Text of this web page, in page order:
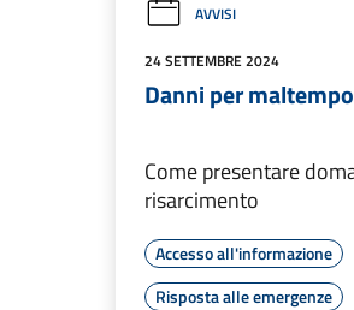
AVVISI
24 SETTEMBRE 2024
Danni per maltempo
Come presentare
risarcimento
Accesso all'informazione
Risposta alle emergenze